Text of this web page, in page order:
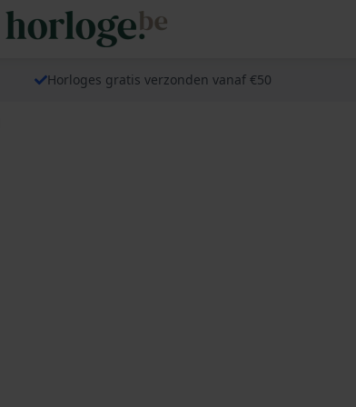
Horloges gratis verzonden vanaf €50